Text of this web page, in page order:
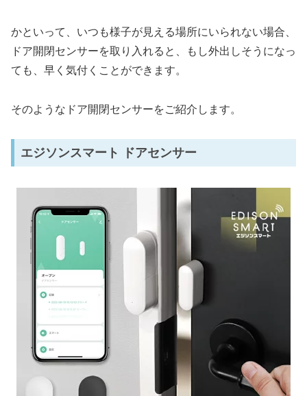
かといって、いつも様子が見える場所にいられない場合、
ドア開閉センサーを取り入れると、もし外出しそうになっ
ても、早く気付くことができます。
そのようなドア開閉センサーをご紹介します。
エジソンスマート ドアセンサー